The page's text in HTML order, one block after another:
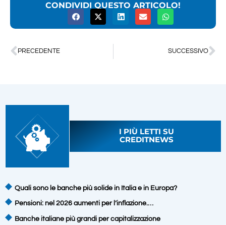
CONDIVIDI QUESTO ARTICOLO!
PRECEDENTE SUCCESSIVO
I PIÙ LETTI SU
CREDITNEWS
Quali sono le banche più solide in Italia e in Europa?
Pensioni: nel 2026 aumenti per l’inflazione.…
Banche italiane più grandi per capitalizzazione